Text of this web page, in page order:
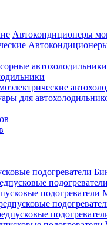
Автокондиционеры
автохолодильники
для
подогреватели
подогреватели